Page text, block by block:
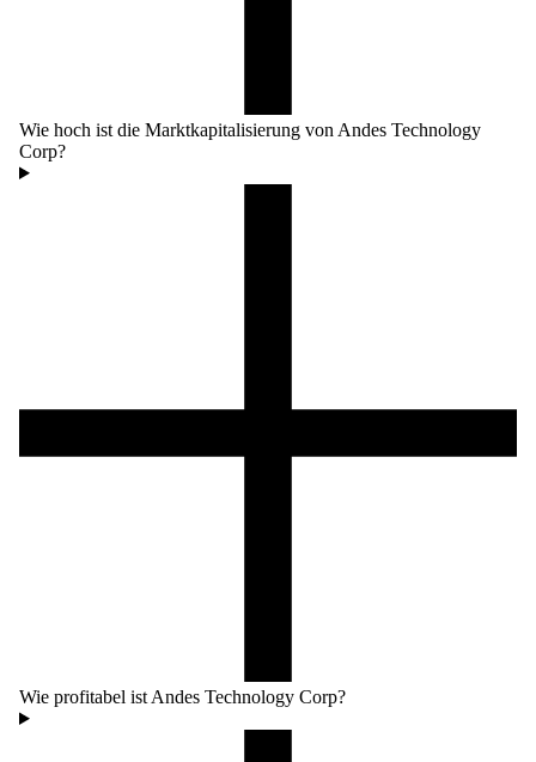
Wie hoch ist die Marktkapitalisierung von Andes Technology
Corp?
Wie profitabel ist Andes Technology Corp?